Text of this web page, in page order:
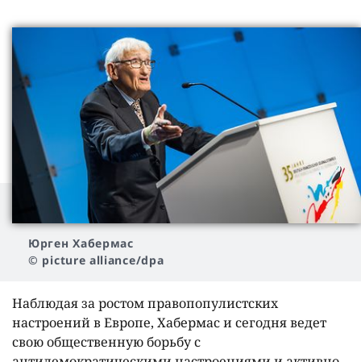
Юрген Хабермас
© picture alliance/dpa
Наблюдая за ростом правопопулистских
настроений в Европе, Хабермас и сегодня ведет
свою общественную борьбу с